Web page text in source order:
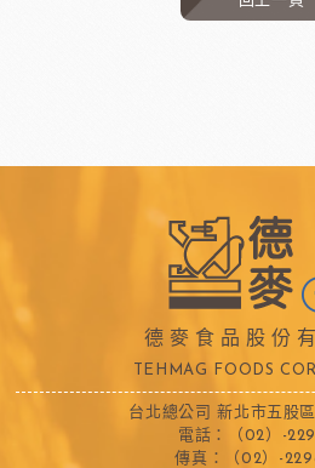
德麥食品股份
TEHMAG FOODS
台北總公司 新北市五股
電話：（02）-
傳真：（02）-